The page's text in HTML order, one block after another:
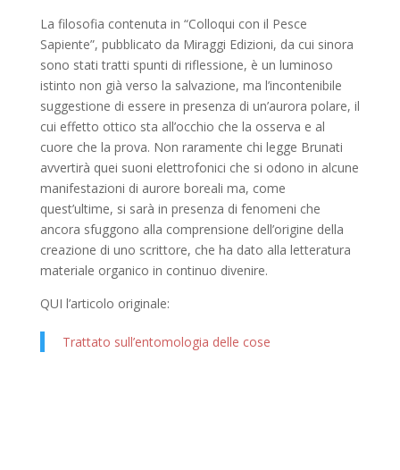
La filosofia contenuta in “Colloqui con il Pesce
Sapiente”, pubblicato da Miraggi Edizioni, da cui sinora
sono stati tratti spunti di riflessione, è un luminoso
istinto non già verso la salvazione, ma l’incontenibile
suggestione di essere in presenza di un’aurora polare, il
cui effetto ottico sta all’occhio che la osserva e al
cuore che la prova. Non raramente chi legge Brunati
avvertirà quei suoni elettrofonici che si odono in alcune
manifestazioni di aurore boreali ma, come
quest’ultime, si sarà in presenza di fenomeni che
ancora sfuggono alla comprensione dell’origine della
creazione di uno scrittore, che ha dato alla letteratura
materiale organico in continuo divenire.
QUI l’articolo originale:
Trattato sull’entomologia delle cose